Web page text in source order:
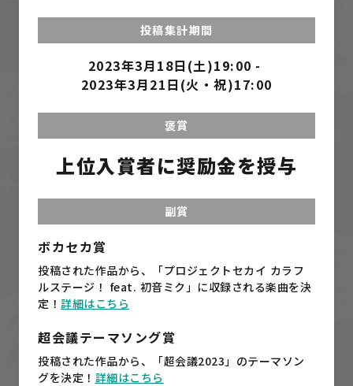
春眠スローモーション。 / きのこスマッ
シュ feat.初音ミク
きのこスマッシュ
うつろいかぎり / そぞろまる feat.名前
シレズ
Sozoro(そぞろまる)
ちぇりばむ!! / 雨ノ漣 feat. 初音ミク
『愛惜 / 初音ミク』
陽裕
青春 / 春風ハンナ feat. 可不
春風ハンナ
カッチョメP
「さよなら、情景。」feat.狐子
よこしま
投稿集計期間
2023年3月18日(土)19:00 -
2023年3月21日(火・祝)17:00
褒賞
上位入賞者に奨励金を授与
副賞
ボカセカ賞
投稿された作品から、「プロジェクトセカイ カラフ
ルステージ！ feat. 初音ミク」に収録される楽曲を決
定！ 詳細はこちら
超会議テーマソング賞
投稿された作品から、「超会議2023」のテーマソン
グを決定！ 詳細はこちら